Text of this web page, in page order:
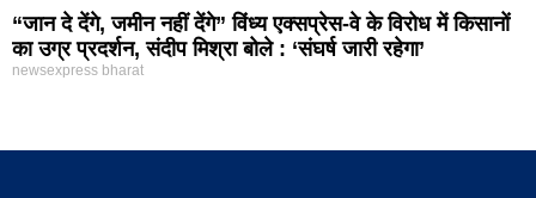
“जान दे देंगे, जमीन नहीं देंगे” विंध्य एक्सप्रेस-वे के विरोध में किसानों
का उग्र प्रदर्शन, संदीप मिश्रा बोले : ‘संघर्ष जारी रहेगा’
newsexpress bharat